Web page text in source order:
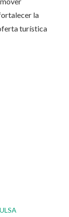
la
turística